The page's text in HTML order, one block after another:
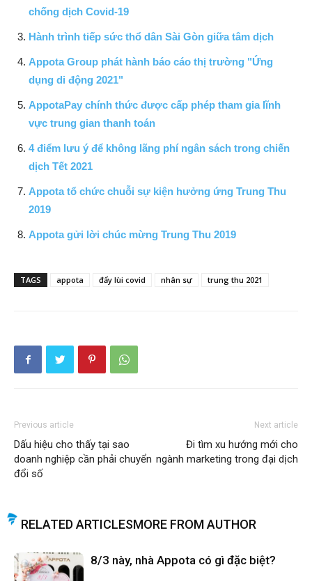
chống dịch Covid-19
Hành trình tiếp sức thổ dân Sài Gòn giữa tâm dịch
Appota Group phát hành báo cáo thị trường "Ứng
dụng di động 2021"
AppotaPay chính thức được cấp phép tham gia lĩnh
vực trung gian thanh toán
4 điểm lưu ý để không lãng phí ngân sách trong chiến
dịch Tết 2021
Appota tổ chức chuỗi sự kiện hưởng ứng Trung Thu
2019
Appota gửi lời chúc mừng Trung Thu 2019
TAGS appota đẩy lùi covid nhân sự trung thu 2021
Previous article
Dấu hiệu cho thấy tại sao
doanh nghiệp cần phải chuyển
đổi số
Next article
Đi tìm xu hướng mới cho
ngành marketing trong đại dịch
RELATED ARTICLESMORE FROM AUTHOR
8/3 này, nhà Appota có gì đặc biệt?